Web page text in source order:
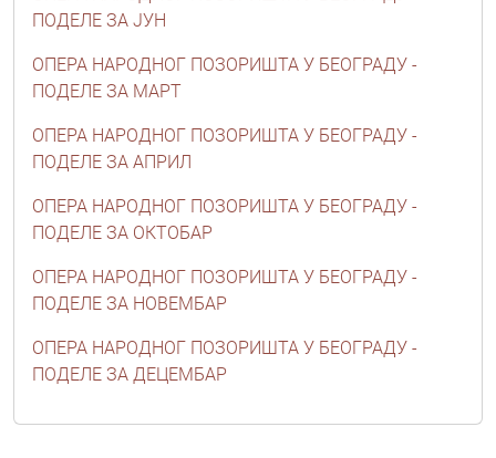
ПОДЕЛЕ ЗА ЈУН
ОПЕРА НАРОДНОГ ПОЗОРИШТА У БЕОГРАДУ -
ПОДЕЛЕ ЗА МАРТ
ОПЕРА НАРОДНОГ ПОЗОРИШТА У БЕОГРАДУ -
ПОДЕЛЕ ЗА АПРИЛ
ОПЕРА НАРОДНОГ ПОЗОРИШТА У БЕОГРАДУ -
ПОДЕЛЕ ЗА ОКТОБАР
ОПЕРА НАРОДНОГ ПОЗОРИШТА У БЕОГРАДУ -
ПОДЕЛЕ ЗА НОВЕМБАР
ОПЕРА НАРОДНОГ ПОЗОРИШТА У БЕОГРАДУ -
ПОДЕЛЕ ЗА ДЕЦЕМБАР